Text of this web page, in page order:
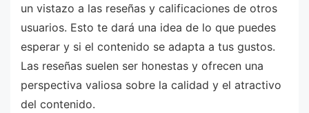
un vistazo a las reseñas y calificaciones de otros
usuarios. Esto te dará una idea de lo que puedes
esperar y si el contenido se adapta a tus gustos.
Las reseñas suelen ser honestas y ofrecen una
perspectiva valiosa sobre la calidad y el atractivo
del contenido.